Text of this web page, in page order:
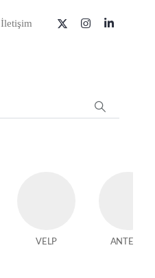
İletişim
VELP ANTECH